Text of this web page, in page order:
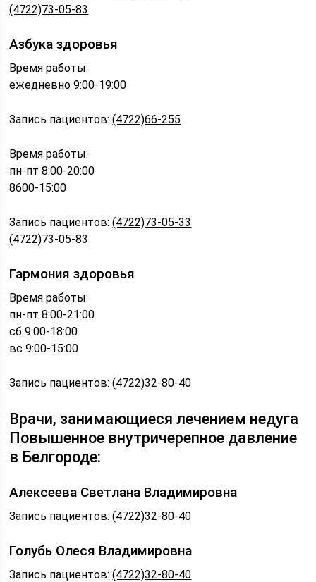
(4722)73-05-83
Азбука здоровья
Время работы:
ежедневно 9:00-19:00
Запись пациентов:(4722)66-255
Время работы:
пн-пт 8:00-20:00
8600-15:00
Запись пациентов:(4722)73-05-33
(4722)73-05-83
Гармония здоровья
Время работы:
пн-пт 8:00-21:00
сб 9:00-18:00
вс 9:00-15:00
Запись пациентов:(4722)32-80-40
Врачи, занимающиеся лечением недуга
Повышенное внутричерепное давление
в Белгороде:
Алексеева Светлана Владимировна
Запись пациентов:(4722)32-80-40
Голубь Олеся Владимировна
Запись пациентов:(4722)32-80-40